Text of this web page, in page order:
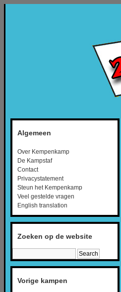
Algemeen
Over Kempenkamp
De Kampstaf
Contact
Privacystatement
Steun het Kempenkamp
Veel gestelde vragen
English translation
Zoeken op de website
Vorige kampen